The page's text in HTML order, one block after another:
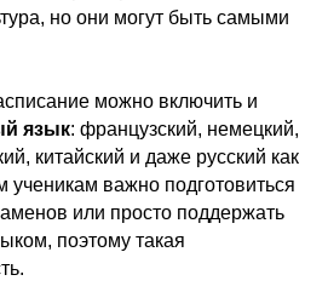
но они могут быть самыми
можно включить и
язык: французский, немецкий,
китайский и даже русский как
важно подготовиться
или просто поддержать
поэтому такая